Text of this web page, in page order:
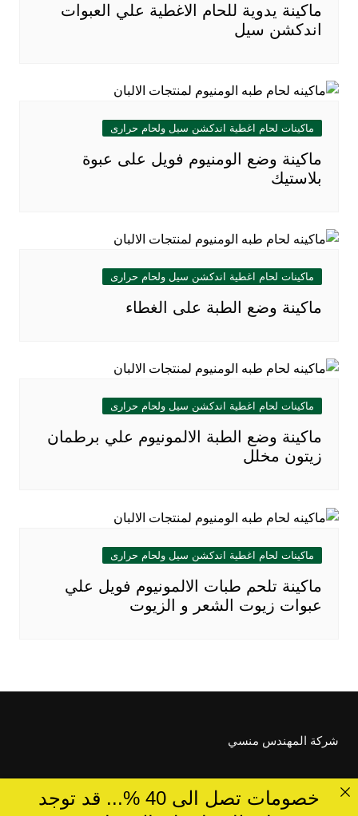
ماكينة يدوية للحام الاغطية علي العبوات
اندكشن سيل
ماكينات لحام اغطية اندكشن سيل ولحام حرارى
ماكينة وضع الومنيوم فويل على عبوة
بلاستيك
ماكينات لحام اغطية اندكشن سيل ولحام حرارى
ماكينة وضع الطبة على الغطاء
ماكينات لحام اغطية اندكشن سيل ولحام حرارى
ماكينة وضع الطبة الالمونيوم علي برطمان
زيتون مخلل
ماكينات لحام اغطية اندكشن سيل ولحام حرارى
ماكينة تلحم طبات الالمونيوم فويل علي
عبوات زيوت الشعر و الزيوت
شركة المهندس منسي
خصومات تصل الى 40 %... قد توجد